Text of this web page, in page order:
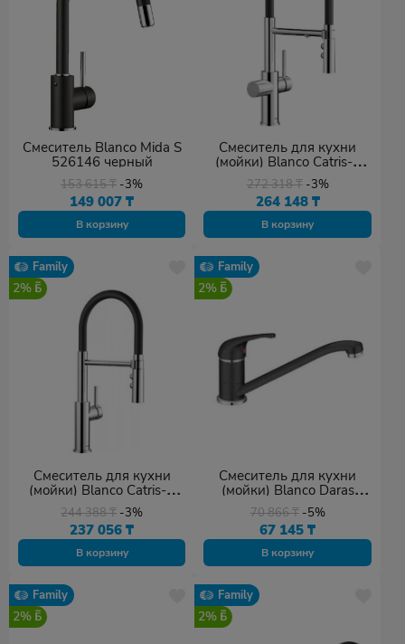
Смеситель Blanco Mida S
526146 черный
153 615₸ -3%
149 007₸
В корзину
Смеситель для кухни
(мойки) Blanco Catris-S
Flexo Filter (526705) хром
272 318₸ -3%
264 148 ₸
В корзину
Family
2%
Смеситель для кухни
(мойки) Blanco Catris-S
Flexo (525791) хром
244 388₸ -3%
237 056₸
В корзину
Family
2%
Смеситель для кухни
(мойки) Blanco Daras
(517721) антрацит
70 866₸ -5%
67 145₸
В корзину
Family
2%
Family
2%